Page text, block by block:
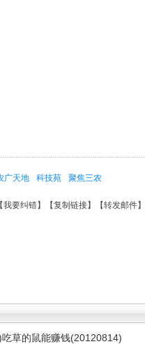
广天地 科技苑 聚焦三农
我要纠错】【复制链接】【转发邮件
草的鼠能赚钱(20120814)